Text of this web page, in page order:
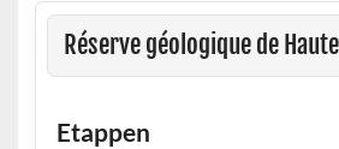
Réserve géologique de
Etappen